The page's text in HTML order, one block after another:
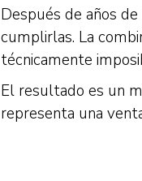
Después de años
cumplirlas. La
técnicamente
El resultado es un
representa una